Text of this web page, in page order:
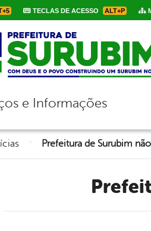
TECLAS DE ACESSO ALT+P
principal de navegação
e Informações
Prefeitura de Surubim